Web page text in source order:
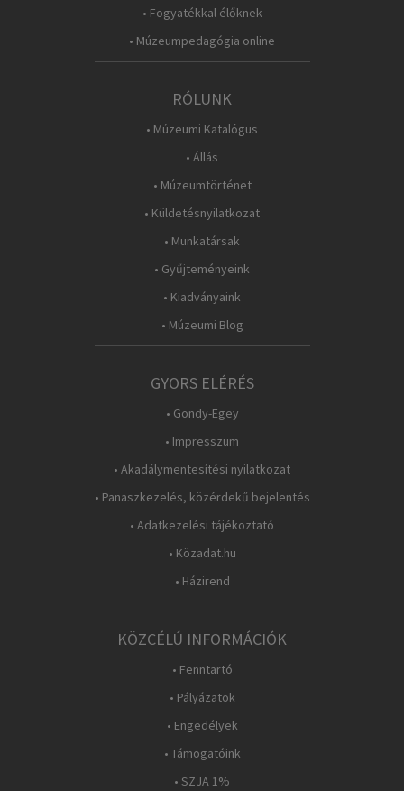
• Fogyatékkal élőknek
• Múzeumpedagógia online
RÓLUNK
• Múzeumi Katalógus
• Állás
• Múzeumtörténet
• Küldetésnyilatkozat
• Munkatársak
• Gyűjteményeink
• Kiadványaink
• Múzeumi Blog
GYORS ELÉRÉS
• Gondy-Egey
• Impresszum
• Akadálymentesítési nyilatkozat
• Panaszkezelés, közérdekű bejelentés
• Adatkezelési tájékoztató
• Közadat.hu
• Házirend
KÖZCÉLÚ INFORMÁCIÓK
• Fenntartó
• Pályázatok
• Engedélyek
• Támogatóink
• SZJA 1%